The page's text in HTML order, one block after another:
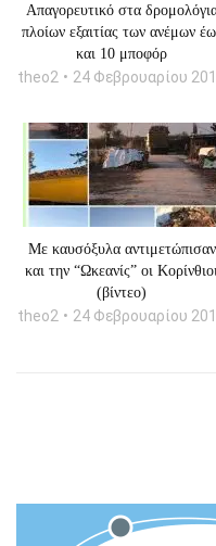
Απαγορευτικό στα
πλοίων εξαιτίας των ανέμων
και 10 μποφόρ
theo2 24 Φεβρουαρίου
Με καυσόξυλα αντιμετώπισαν
και την “Ωκεανίς” οι Κορίνθιοι
(βίντεο)
theo2 24 Φεβρουαρίου